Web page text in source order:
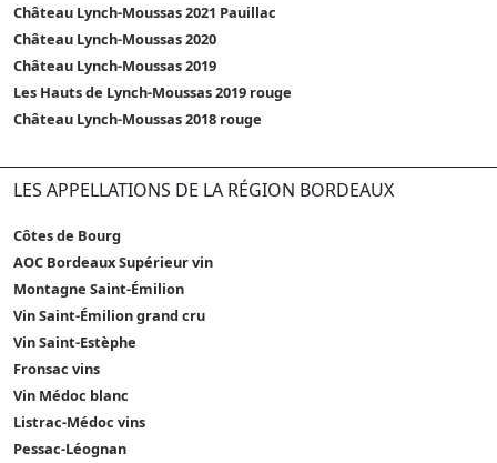
Château Lynch-Moussas 2021 Pauillac
Château Lynch-Moussas 2020
Château Lynch-Moussas 2019
Les Hauts de Lynch-Moussas 2019 rouge
Château Lynch-Moussas 2018 rouge
LES APPELLATIONS DE LA RÉGION BORDEAUX
Côtes de Bourg
AOC Bordeaux Supérieur vin
Montagne Saint-Émilion
Vin Saint-Émilion grand cru
Vin Saint-Estèphe
Fronsac vins
Vin Médoc blanc
Listrac-Médoc vins
Pessac-Léognan